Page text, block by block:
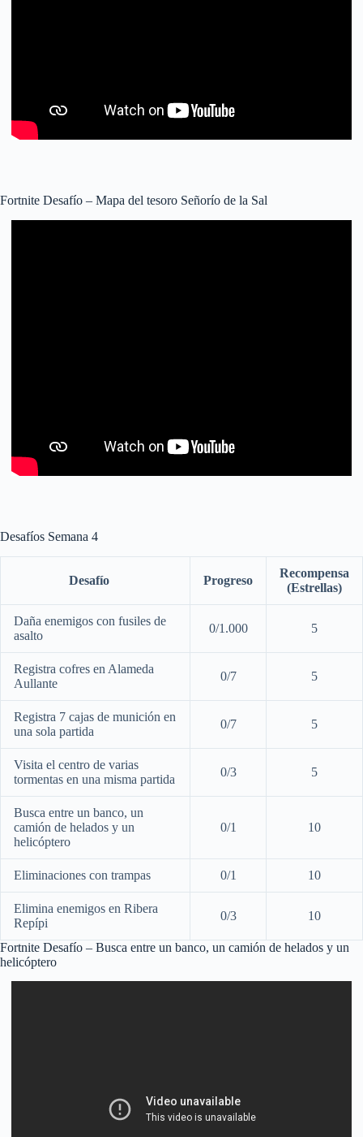
Fortnite Desafío – Mapa del tesoro Señorío de la Sal
Desafíos Semana 4
Desafío Progreso
Recompensa
(Estrellas)
Daña enemigos con fusiles de
asalto
0/1.000 5
Registra cofres en Alameda
Aullante
0/7 5
Registra 7 cajas de munición en
una sola partida
0/7 5
Visita el centro de varias
tormentas en una misma partida
0/3 5
Busca entre un banco, un
camión de helados y un
helicóptero
0/1 10
Eliminaciones con trampas 0/1 10
Elimina enemigos en Ribera
Repípi
0/3 10
Fortnite Desafío – Busca entre un banco, un camión de helados y un
helicóptero